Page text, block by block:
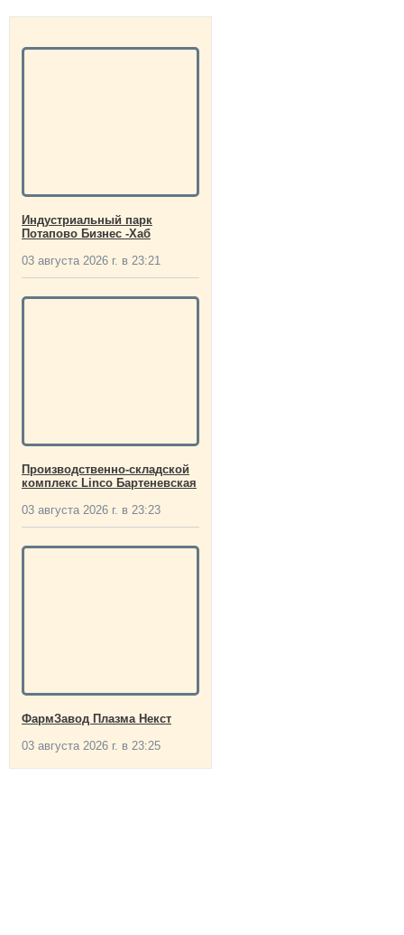
Индустриальный парк
Потапово Бизнес -Хаб
03 августа 2026 г. в 23:21
Производственно-складской
комплекс Linco Бартеневская
03 августа 2026 г. в 23:23
ФармЗавод Плазма Некст
03 августа 2026 г. в 23:25